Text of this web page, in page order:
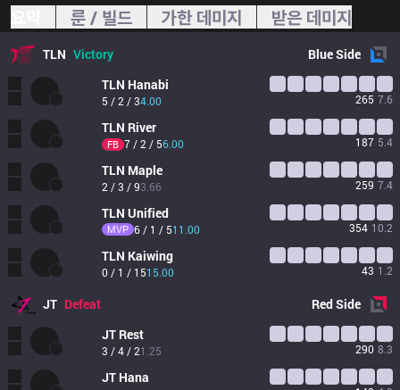
룬 / 빌드 가한 데미지 받은 데미지
TLN Victory BlueSide
TLN Hanabi
5 / 2 / 34.00 265 7.6
TLN River
FB 7 / 2 / 56.00 187 5.4
TLN Maple
2 / 3 / 93.66 259 7.4
TLN Unified
MVP 6 / 1 / 511.00 354 10.2
TLN Kaiwing
0 / 1 / 1515.00 43 1.2
JT Defeat RedSide
JT Rest
3 / 4 / 21.25 290 8.3
JT Hana